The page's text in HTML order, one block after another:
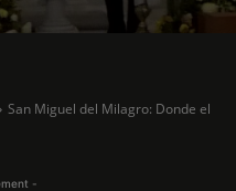
San Miguel del Milagro: Donde el
-